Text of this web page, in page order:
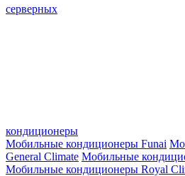
серверных
кондиционеры
Мобильные кондиционеры Funai
General Climate Мобильные
Мобильные кондиционеры Royal